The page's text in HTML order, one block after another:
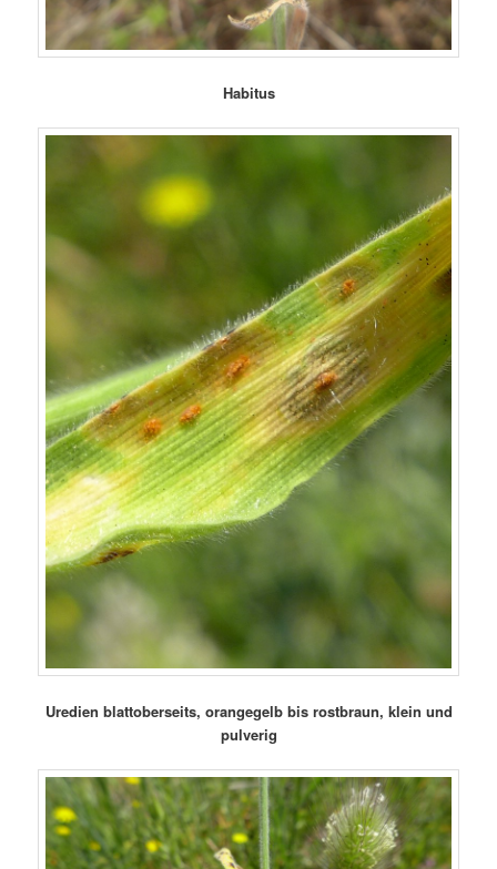
Habitus
Uredien blattoberseits, orangegelb bis rostbraun, klein und
pulverig